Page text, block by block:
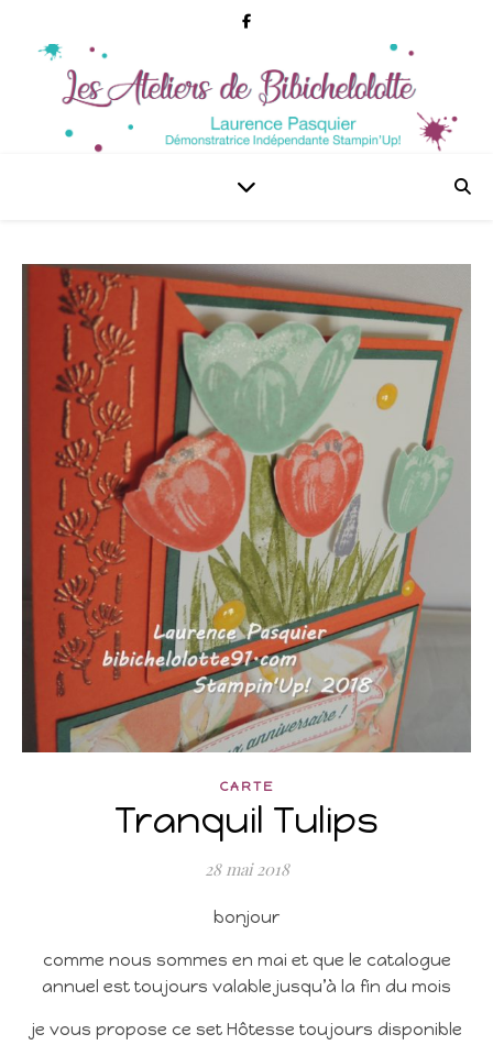
CARTE
Tranquil Tulips
28 mai 2018
bonjour
comme nous sommes en mai et que le catalogue
annuel est toujours valable jusqu’à la fin du mois
je vous propose ce set Hôtesse toujours disponible